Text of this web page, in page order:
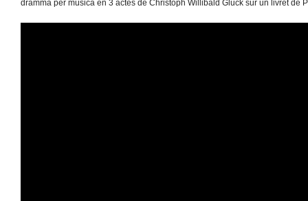
dramma per musica en 3 actes de Christoph Willibald Gluck sur un livret de